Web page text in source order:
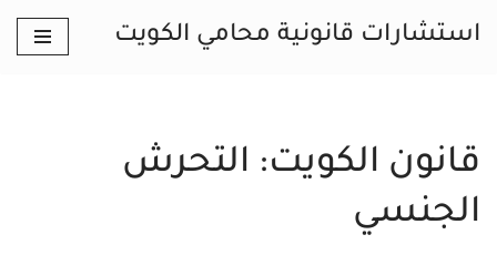
استشارات قانونية محامي الكويت
قانون الكويت: التحرش
الجنسي